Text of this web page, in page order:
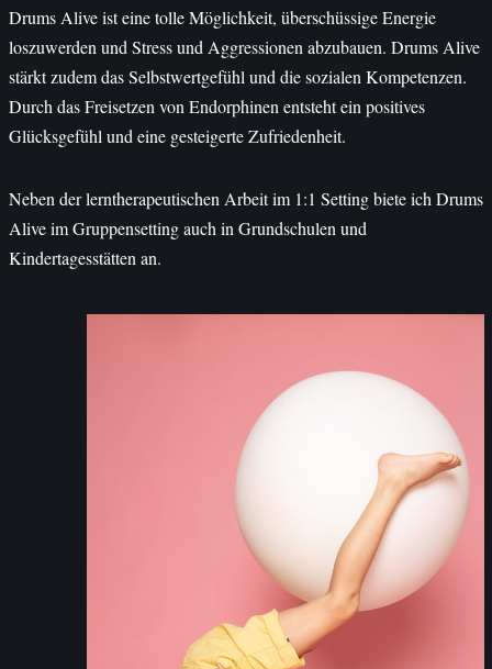
Drums Alive ist eine tolle Möglichkeit, überschüssige Energie
loszuwerden und Stress und Aggressionen abzubauen. Drums Alive
stärkt zudem das Selbstwertgefühl und die sozialen Kompetenzen.
Durch das Freisetzen von Endorphinen entsteht ein positives
Glücksgefühl und eine gesteigerte Zufriedenheit.
Neben der lerntherapeutischen Arbeit im 1:1 Setting biete ich Drums
Alive im Gruppensetting auch in Grundschulen und
Kindertagesstätten an.